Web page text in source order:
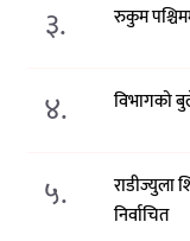
३. रुकुम
४. विभागको
५.
राडीज्युला
निर्वाचित